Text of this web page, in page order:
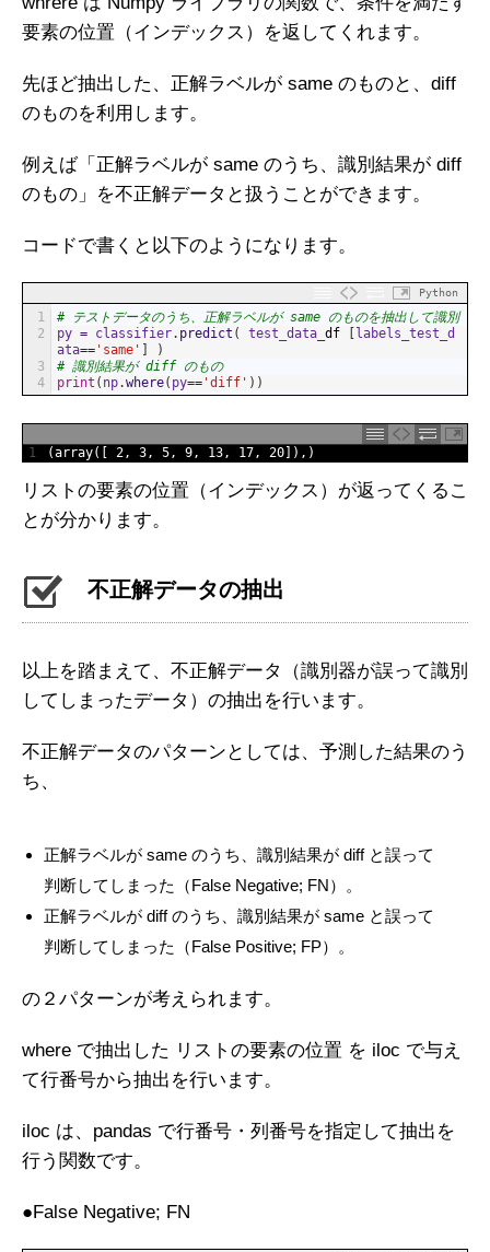
要素の位置（インデックス）を返してくれます。
先ほど抽出した、正解ラベルが same のものと、diff
のものを利用します。
例えば「正解ラベルが same のうち、識別結果が diff
のもの」を不正解データと扱うことができます。
コードで書くと以下のようになります。
Python
1
2
3
4
# テストデータのうち、正解ラベルが same のものを抽出して識別
py = classifier. predict ( test_data df
labels_test_d
ata== 'same'
)
# 識別結果が diff のもの
print ( np.where( py== 'diff' ) )
1 (array( 2, 3, 5, 9, 13, 17, 20 ) , )
リストの要素の位置（インデックス）が返ってくるこ
とが分かります。
不正解データの抽出
以上を踏まえて、不正解データ（識別器が誤って識別
してしまったデータ）の抽出を行います。
不正解データのパターンとしては、予測した結果のう
ち、
正解ラベルが same のうち、識別結果が diff と誤って
判断してしまった（False Negative; FN）。
正解ラベルが diff のうち、識別結果が same と誤って
判断してしまった（False Positive; FP）。
の２パターンが考えられます。
where で抽出した リストの要素の位置 を iloc で与え
て行番号から抽出を行います。
iloc は、pandas で行番号・列番号を指定して抽出を
行う関数です。
●False Negative; FN